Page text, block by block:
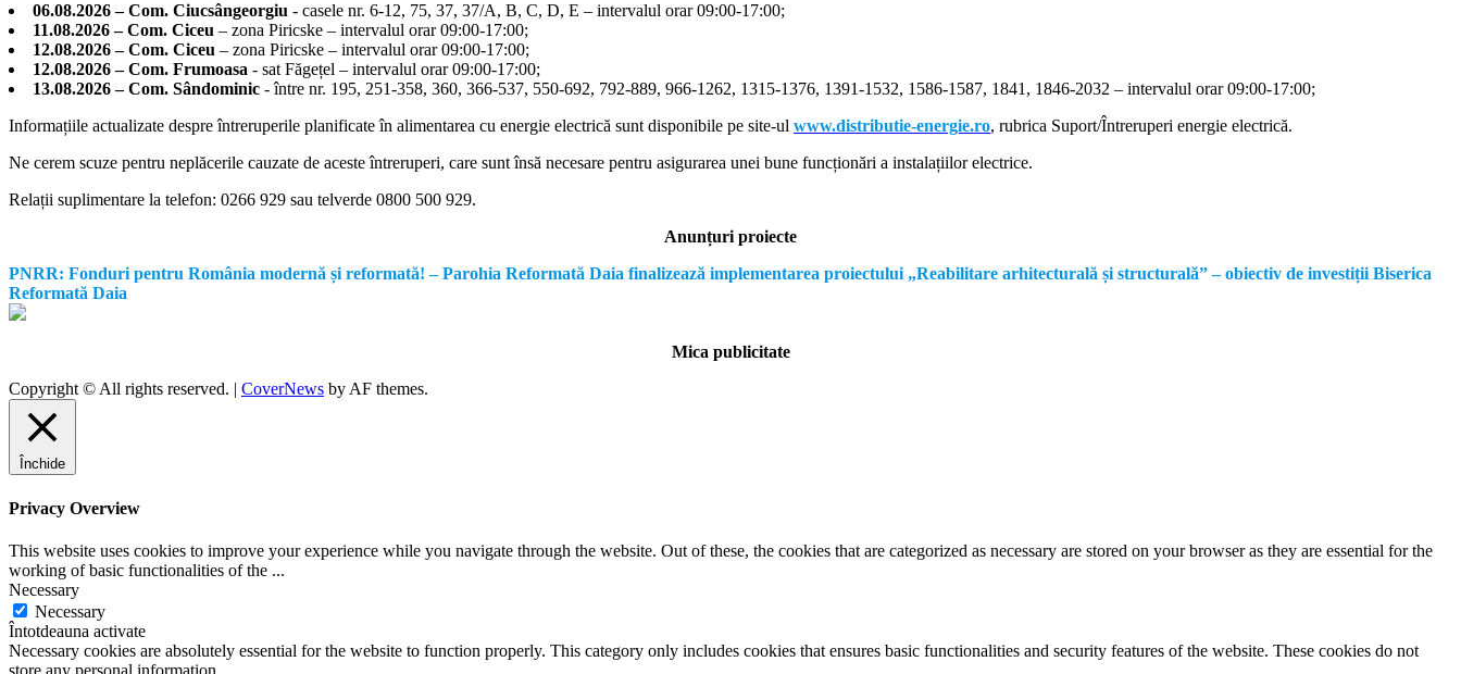
06.08.2026 – Com. Ciucsângeorgiu - casele nr. 6-12, 75, 37, 37/A, B, C, D, E – intervalul orar 09:00-17:00;
11.08.2026 – Com. Ciceu – zona Piricske – intervalul orar 09:00-17:00;
12.08.2026 – Com. Ciceu – zona Piricske – intervalul orar 09:00-17:00;
12.08.2026 – Com. Frumoasa - sat Făgețel – intervalul orar 09:00-17:00;
13.08.2026 – Com. Sândominic - între nr. 195, 251-358, 360, 366-537, 550-692, 792-889, 966-1262, 1315-1376, 1391-1532, 1586-1587, 1841, 1846-2032 – intervalul orar 09:00-17:00;
Informațiile actualizate despre întreruperile planificate în alimentarea cu energie electrică sunt disponibile pe site-ul www.distributie-energie.ro, rubrica Suport/Întreruperi energie electrică.
Ne cerem scuze pentru neplăcerile cauzate de aceste întreruperi, care sunt însă necesare pentru asigurarea unei bune funcționări a instalațiilor electrice.
Relații suplimentare la telefon: 0266 929 sau telverde 0800 500 929.
Anunțuri proiecte
PNRR: Fonduri pentru România modernă și reformată! – Parohia Reformată Daia finalizează implementarea proiectului „Reabilitare arhitecturală și structurală” – obiectiv de investiții Biserica
Reformată Daia
Mica publicitate
Copyright © All rights reserved. | CoverNews by AF themes.
Închide
Privacy Overview
This website uses cookies to improve your experience while you navigate through the website. Out of these, the cookies that are categorized as necessary are stored on your browser as they are essential for the
working of basic functionalities of the ...
Necessary
Necessary
Întotdeauna activate
Necessary cookies are absolutely essential for the website to function properly. This category only includes cookies that ensures basic functionalities and security features of the website. These cookies do not
store any personal information.